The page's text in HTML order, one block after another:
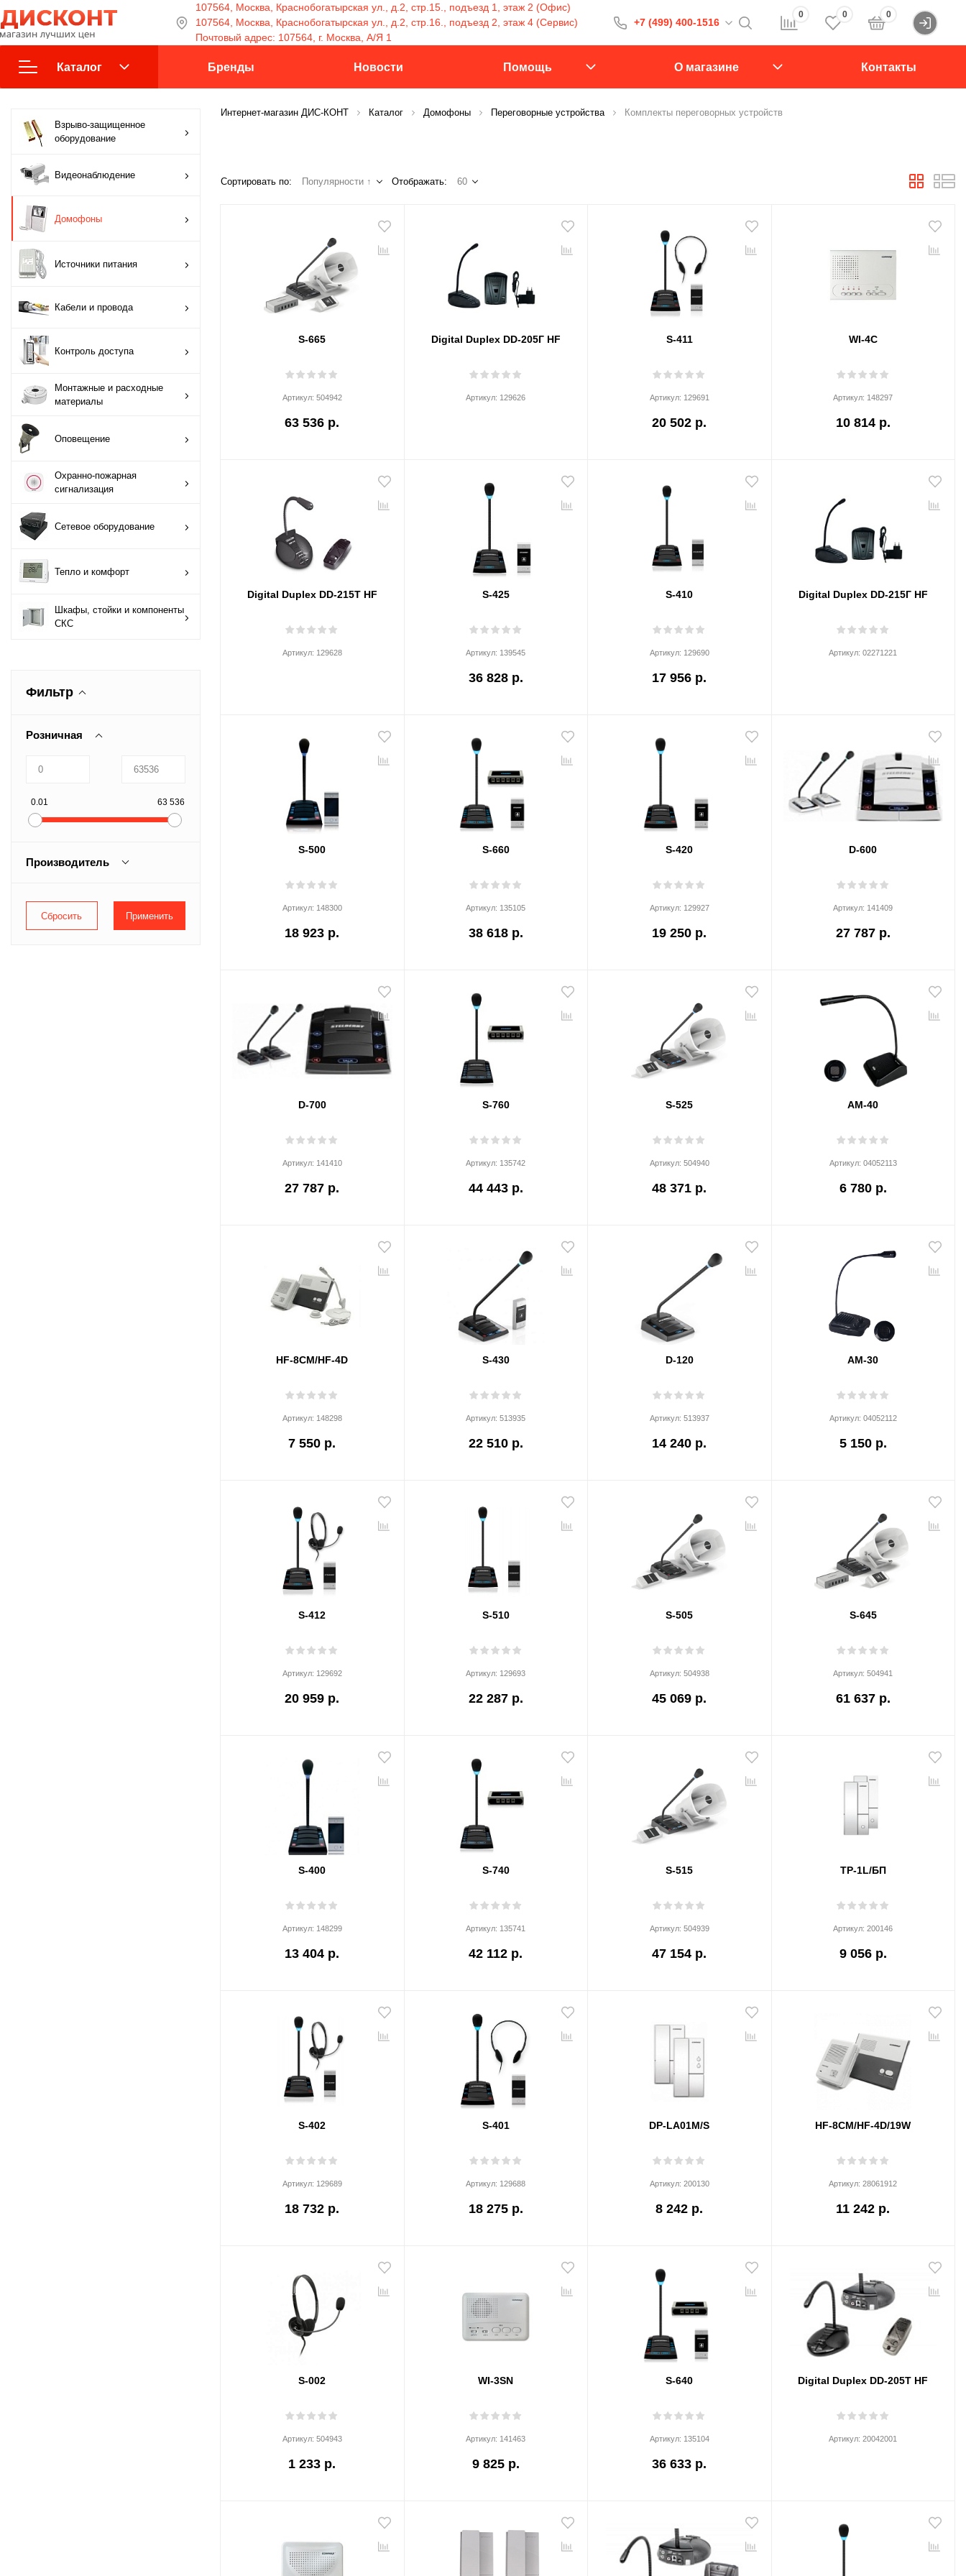
107564, Москва, Краснобогатырская ул., д.2, стр.15., подъезд 1, этаж 2 (Офис)
107564, Москва, Краснобогатырская ул., д.2, стр.16., подъезд 2, этаж 4 (Сервис)
Почтовый адрес: 107564, г. Москва, А/Я 1
+7 (499) 400-1516
+7 (499) 400-1516
С 9:30 до 18:00
0 0 0
Каталог
оборудование
Видеонаблюдение
Кабели и провода
Контроль доступа
Монтажные и
расходные
Охранно-пожарная
оборудование
компоненты СКС
Бренды Новости Помощь О магазине Контакты
Взрыво-защищенное
оборудование
Видеонаблюдение
Домофоны
Источники питания
Кабели и провода
Контроль доступа
Монтажные и расходные
материалы
Оповещение
Охранно-пожарная
сигнализация
Сетевое оборудование
Тепло и комфорт
Шкафы, стойки и компоненты
СКС
Фильтр
Розничная
0.01 63 536
Производитель
Slinex
Интернет-магазин ДИС-КОНТ Каталог Домофоны Переговорные устройства Комплекты переговорных устройств
Сортировать по: Популярности ↑ Отображать: 60
S-665
Артикул: 504942
63 536 р.
Digital Duplex DD-205Г HF
Артикул: 129626
S-411
Артикул: 129691
20 502 р.
WI-4C
Артикул: 148297
10 814 р.
Digital Duplex DD-215Т HF
Артикул: 129628
S-425
Артикул: 139545
36 828 р.
S-410
Артикул: 129690
17 956 р.
Digital Duplex DD-215Г HF
Артикул:02271221
S-500
Артикул: 148300
18 923 р.
S-660
Артикул: 135105
38 618 р.
S-420
Артикул: 129927
19 250 р.
D-600
Артикул: 141409
27 787 р.
D-700
Артикул: 141410
27 787 р.
S-760
Артикул: 135742
44 443 р.
S-525
Артикул: 504940
48 371 р.
AM-40
Артикул: 04052113
6 780 р.
HF-8CM/HF-4D
Артикул: 148298
7 550 р.
S-430
Артикул:513935
22 510 р.
D-120
Артикул: 513937
14 240 р.
AM-30
Артикул: 04052112
5 150 р.
S-412
Артикул: 129692
20 959 р.
S-510
Артикул: 129693
22 287 р.
S-505
Артикул: 504938
45 069 р.
S-645
Артикул:504941
61 637 р.
S-400
Артикул: 148299
13 404 р.
S-740
Артикул: 135741
42 112 р.
S-515
Артикул: 504939
47 154 р.
TP-1L/БП
Артикул:200146
9 056 р.
S-402
Артикул: 129689
18 732 р.
S-401
Артикул: 129688
18 275 р.
DP-LA01M/S
Артикул: 200130
8 242 р.
HF-8CM/HF-4D/19W
Артикул:28061912
11 242 р.
S-002
Артикул: 504943
1 233 р.
WI-3SN
Артикул: 141463
9 825 р.
S-640
Артикул: 135104
36 633 р.
Digital Duplex DD-205T HF
Артикул:20042001